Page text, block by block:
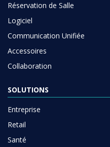
Réservation de Salle
Logiciel
Communication Unifiée
Accessoires
Collaboration
SOLUTIONS
Entreprise
Retail
Santé